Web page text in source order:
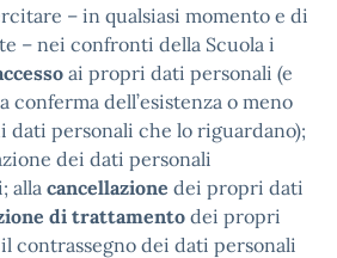
– in qualsiasi momento e di
– nei confronti della Scuola i
ai propri dati personali (e
dell’esistenza o meno
personali che lo riguardano);
dei dati personali
alla cancellazione dei propri dati
di trattamento dei propri
contrassegno dei dati personali